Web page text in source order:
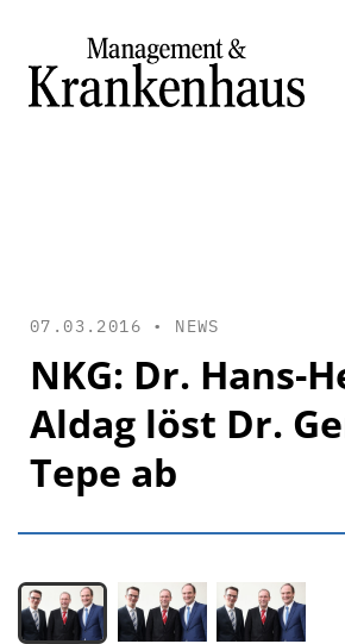
07.03.2016 • NEWS
NKG: Dr. Hans-
Aldag löst Dr.
Tepe ab